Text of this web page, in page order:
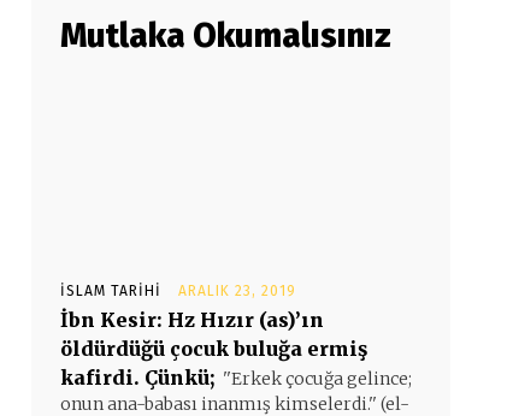
Mutlaka Okumalısınız
İSLAM TARIHI ARALIK 23, 2019
İbn Kesir: Hz Hızır (as)’ın
öldürdüğü çocuk buluğa ermiş
kafirdi. Çünkü; ''Erkek çocuğa gelince;
onun ana-babası inanmış kimselerdi.'' (el-